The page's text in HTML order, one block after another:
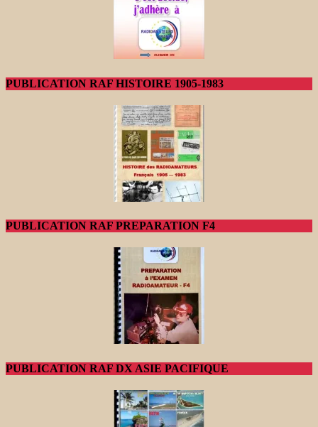
PUBLICATION RAF HISTOIRE 1905-1983
PUBLICATION RAF PREPARATION F4
PUBLICATION RAF DX ASIE PACIFIQUE